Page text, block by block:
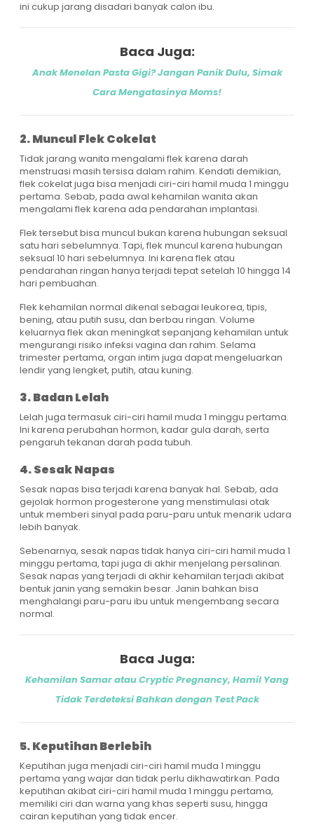
ini cukup jarang disadari banyak calon ibu.
Baca Juga:
Anak Menelan Pasta Gigi? Jangan Panik Dulu, Simak
Cara Mengatasinya Moms!
2. Muncul Flek Cokelat
Tidak jarang wanita mengalami flek karena darah
menstruasi masih tersisa dalam rahim. Kendati demikian,
flek cokelat juga bisa menjadi ciri-ciri hamil muda 1 minggu
pertama. Sebab, pada awal kehamilan wanita akan
mengalami flek karena ada pendarahan implantasi.
Flek tersebut bisa muncul bukan karena hubungan seksual
satu hari sebelumnya. Tapi, flek muncul karena hubungan
seksual 10 hari sebelumnya. Ini karena flek atau
pendarahan ringan hanya terjadi tepat setelah 10 hingga 14
hari pembuahan.
Flek kehamilan normal dikenal sebagai leukorea, tipis,
bening, atau putih susu, dan berbau ringan. Volume
keluarnya flek akan meningkat sepanjang kehamilan untuk
mengurangi risiko infeksi vagina dan rahim. Selama
trimester pertama, organ intim juga dapat mengeluarkan
lendir yang lengket, putih, atau kuning.
3. Badan Lelah
Lelah juga termasuk ciri-ciri hamil muda 1 minggu pertama.
Ini karena perubahan hormon, kadar gula darah, serta
pengaruh tekanan darah pada tubuh.
4. Sesak Napas
Sesak napas bisa terjadi karena banyak hal. Sebab, ada
gejolak hormon progesterone yang menstimulasi otak
untuk memberi sinyal pada paru-paru untuk menarik udara
lebih banyak.
Sebenarnya, sesak napas tidak hanya ciri-ciri hamil muda 1
minggu pertama, tapi juga di akhir menjelang persalinan.
Sesak napas yang terjadi di akhir kehamilan terjadi akibat
bentuk janin yang semakin besar. Janin bahkan bisa
menghalangi paru-paru ibu untuk mengembang secara
normal.
Baca Juga:
Kehamilan Samar atau Cryptic Pregnancy, Hamil Yang
Tidak Terdeteksi Bahkan dengan Test Pack
5. Keputihan Berlebih
Keputihan juga menjadi ciri-ciri hamil muda 1 minggu
pertama yang wajar dan tidak perlu dikhawatirkan. Pada
keputihan akibat ciri-ciri hamil muda 1 minggu pertama,
memiliki ciri dan warna yang khas seperti susu, hingga
cairan keputihan yang tidak encer.